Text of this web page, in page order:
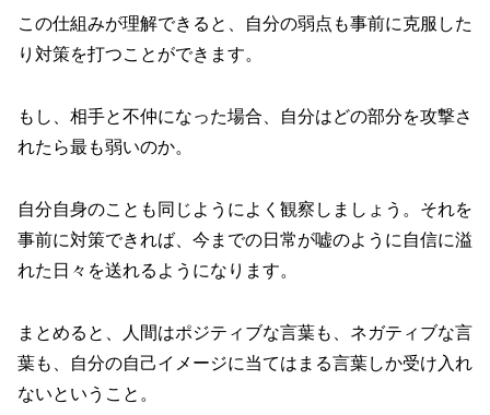
この仕組みが理解できると、自分の弱点も事前に克服した
り対策を打つことができます。
もし、相手と不仲になった場合、自分はどの部分を攻撃さ
れたら最も弱いのか。
自分自身のことも同じようによく観察しましょう。それを
事前に対策できれば、今までの日常が嘘のように自信に溢
れた日々を送れるようになります。
まとめると、人間はポジティブな言葉も、ネガティブな言
葉も、自分の自己イメージに当てはまる言葉しか受け入れ
ないということ。